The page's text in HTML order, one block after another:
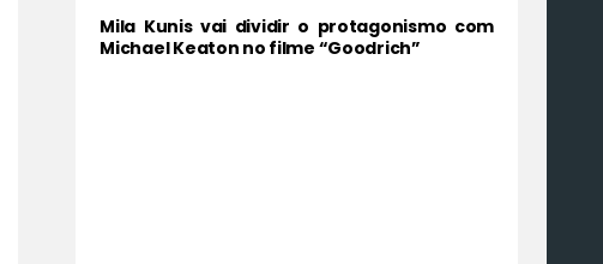
Mila Kunis vai dividir o protagonismo com
Michael Keaton no filme “Goodrich”